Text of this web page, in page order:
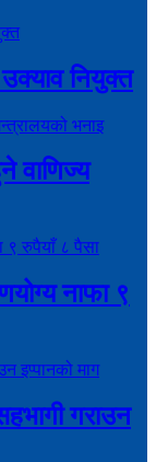
नियुक्त
वाणिज्य
नाफा ९
गराउन